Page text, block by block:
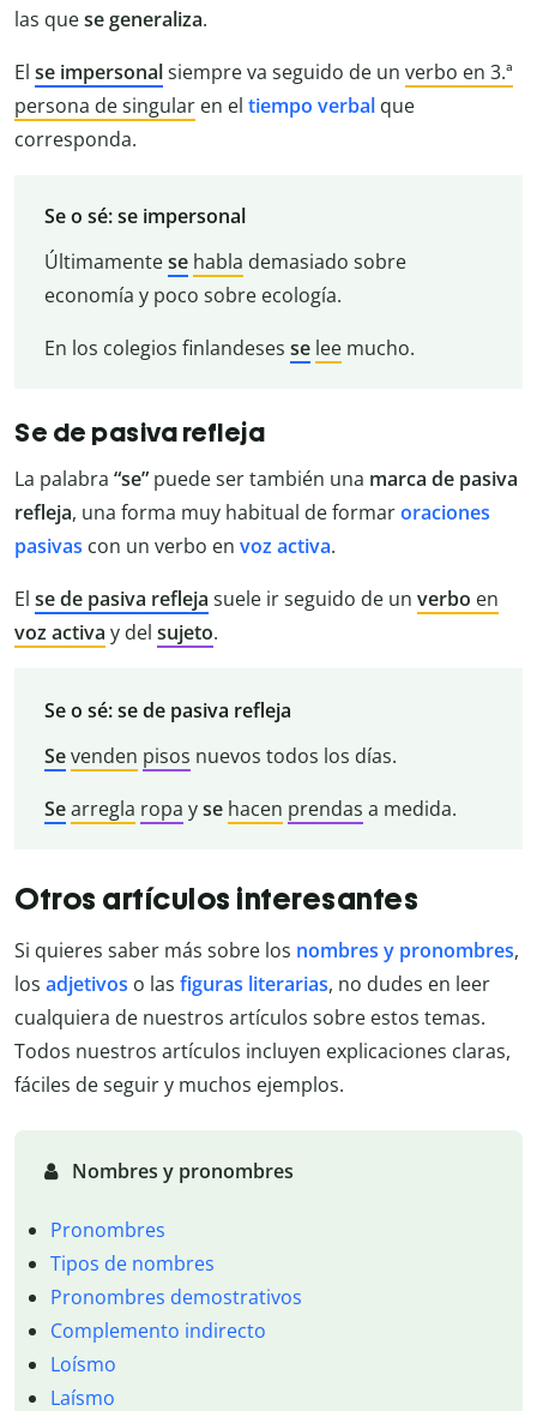
las quese generaliza.
El se impersonalsiempre va seguido de un verbo en 3.ª
persona de singular en el tiempo verbal que
corresponda.
Se o sé: se impersonal
Últimamentese habla demasiado sobre
economía y poco sobre ecología.
En los colegios finlandeses se leemucho.
Se de pasiva refleja
La palabra “se” puede ser también una marca de pasiva
refleja, una forma muy habitual de formaroraciones
pasivas con un verbo en voz activa.
El se de pasiva refleja suele ir seguido de un verbo en
vozactiva y del sujeto.
Se o sé: se de pasiva refleja
Sevenden pisos nuevos todos los días.
Searregla ropa yse hacen prendas a medida.
Otros artículos interesantes
Si quieres saber más sobre los nombres y pronombres,
los adjetivos o las figuras literarias, no dudes en leer
cualquiera de nuestros artículos sobre estos temas.
Todos nuestros artículos incluyen explicaciones claras,
fáciles de seguir y muchos ejemplos.
Nombres y pronombres
Pronombres
Tipos de nombres
Pronombres demostrativos
Complemento indirecto
Loísmo
Laísmo